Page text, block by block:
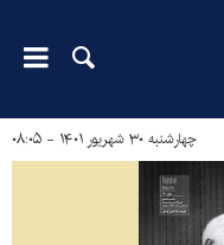
چهارشنبه ۳۰ شهریور ۱۴۰۱ - ۰۸:۰۵